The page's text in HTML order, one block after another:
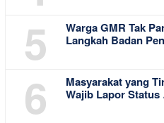
5
Warga GMR Tak
Langkah Badan
6
Masyarakat yang
Wajib Lapor